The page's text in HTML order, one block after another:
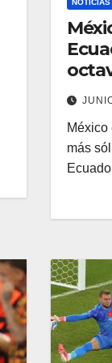
2026
México
más